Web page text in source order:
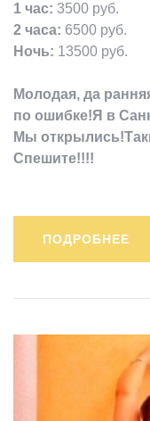
1 час: 3500 руб.
2 часа: 6500 руб.
Ночь: 13500 руб.
Молодая, да
по ошибке!Я в
Мы
Спешите!!!!
ПОДРОБНЕЕ